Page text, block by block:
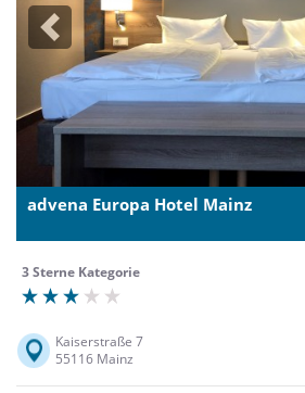
Previous
advena Europa Hotel Mainz
3 Sterne Kategorie
Kaiserstraße 7
55116 Mainz